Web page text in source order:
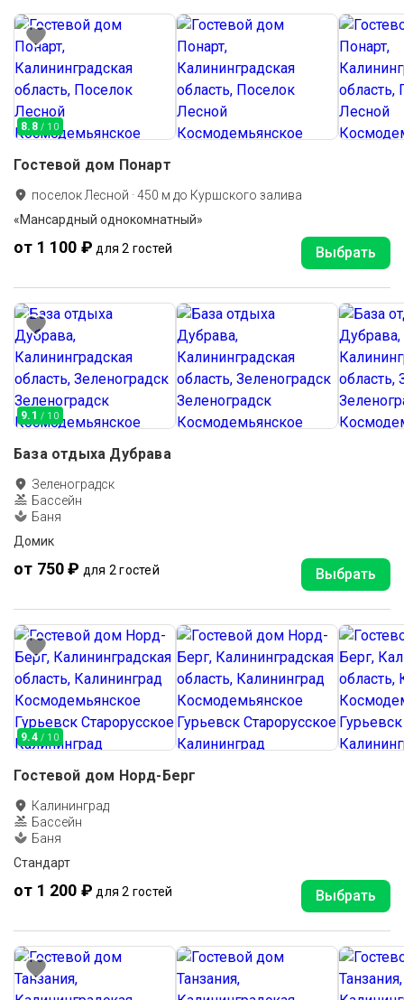
8.8 / 10
Гостевой дом Понарт
поселок Лесной ·450 м до Куршского залива
«Мансардный однокомнатный»
от 1 100 ₽ для 2 гостей Выбрать
9.1 / 10
База отдыха Дубрава
Зеленоградск
Бассейн
Баня
Домик
от 750 ₽ для 2 гостей Выбрать
9.4 / 10
Гостевой дом Норд-Берг
Калининград
Бассейн
Баня
Стандарт
от 1 200 ₽ для 2 гостей Выбрать